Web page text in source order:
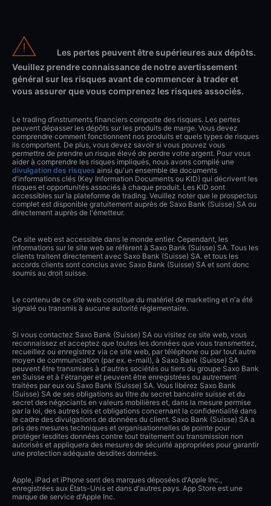
Les pertes peuvent être supérieures aux dépôts.
Veuillez prendre connaissance de notre avertissement
général sur les risques avant de commencer à trader et
vous assurer que vous comprenez les risques associés.
Le trading d’instruments financiers comporte des risques. Les pertes
peuvent dépasser les dépôts sur les produits de marge. Vous devez
comprendre comment fonctionnent nos produits et quels types de risques
ils comportent. De plus, vous devez savoir si vous pouvez vous
permettre de prendre un risque élevé de perdre votre argent. Pour vous
aider à comprendre les risques impliqués, nous avons compilé une
divulgation des risques ainsi qu'un ensemble de documents
d'informations clés (Key Information Documents ou KID) qui décrivent les
risques et opportunités associés à chaque produit. Les KID sont
accessibles sur la plateforme de trading. Veuillez noter que le prospectus
complet est disponible gratuitement auprès de Saxo Bank (Suisse) SA ou
directement auprès de l'émetteur.
Ce site web est accessible dans le monde entier. Cependant, les
informations sur le site web se réfèrent à Saxo Bank (Suisse) SA. Tous les
clients traitent directement avec Saxo Bank (Suisse) SA. et tous les
accords clients sont conclus avec Saxo Bank (Suisse) SA et sont donc
soumis au droit suisse.
Le contenu de ce site web constitue du matériel de marketing et n'a été
signalé ou transmis à aucune autorité réglementaire.
Si vous contactez Saxo Bank (Suisse) SA ou visitez ce site web, vous
reconnaissez et acceptez que toutes les données que vous transmettez,
recueillez ou enregistrez via ce site web, par téléphone ou par tout autre
moyen de communication (par ex. e-mail), à Saxo Bank (Suisse) SA
peuvent être transmises à d'autres sociétés ou tiers du groupe Saxo Bank
en Suisse et à l'étranger et peuvent être enregistrées ou autrement
traitées par eux ou Saxo Bank (Suisse) SA. Vous libérez Saxo Bank
(Suisse) SA de ses obligations au titre du secret bancaire suisse et du
secret des négociants en valeurs mobilières et, dans la mesure permise
par la loi, des autres lois et obligations concernant la confidentialité dans
le cadre des divulgations de données du client. Saxo Bank (Suisse) SA a
pris des mesures techniques et organisationnelles de pointe pour
protéger lesdites données contre tout traitement ou transmission non
autorisés et appliquera des mesures de sécurité appropriées pour garantir
une protection adéquate desdites données.
Apple, iPad et iPhone sont des marques déposées d'Apple Inc.,
enregistrées aux États-Unis et dans d'autres pays. App Store est une
marque de service d'Apple Inc.